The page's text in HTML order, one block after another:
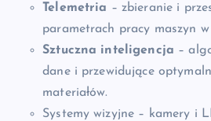
Telemetria – zbieranie i
parametrach pracy maszyn w
Sztuczna inteligencja –
dane i przewidujące
materiałów.
Systemy wizyjne – kamery i